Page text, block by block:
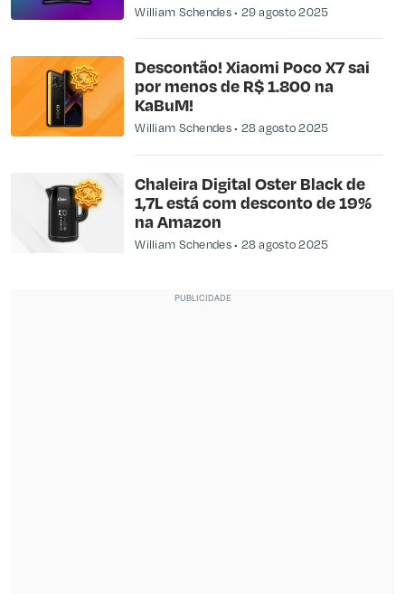
William Schendes 29 agosto 2025
Descontão! Xiaomi Poco X7 sai
por menos de R$ 1.800 na
KaBuM!
William Schendes 28 agosto 2025
Chaleira Digital Oster Black de
1,7L está com desconto de 19%
na Amazon
William Schendes 28 agosto 2025